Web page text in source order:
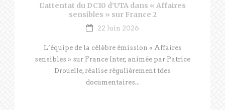
L’attentat du DC10 d’UTA dans « Affaires
sensibles » sur France 2
22 Juin 2026
L’équipe de la célèbre émission « Affaires
sensibles » sur France Inter, animée par Patrice
Drouelle, réalise régulièrement tdes
documentaires...